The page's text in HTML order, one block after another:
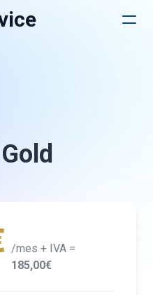
/mes + IVA =
185,00€